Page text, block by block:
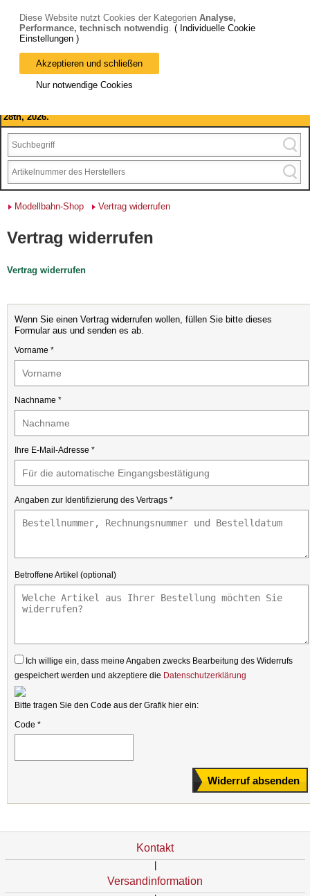
Bitte beachten Sie: wir machen Betriebsferien, vom 03. bis 28.
August 2026 haben wir geschlossen.
28th, 2026.
Modellbahn-Shop Vertrag widerrufen
Vertrag widerrufen
Vertrag widerrufen
Wenn Sie einen Vertrag widerrufen wollen, füllen Sie bitte dieses
Formular aus und senden es ab.
Vorname *
Nachname *
Ihre E-Mail-Adresse *
Angaben zur Identifizierung des Vertrags *
Betroffene Artikel (optional)
Ich willige ein, dass meine Angaben zwecks Bearbeitung des Widerrufs
gespeichert werden und akzeptiere die Datenschutzerklärung
Bitte tragen Sie den Code aus der Grafik hier ein:
Code *
Kontakt
Versandinformation
Diese Website nutzt Cookies der Kategorien Analyse,
Performance, technisch notwendig. ( Individuelle Cookie
Einstellungen )
Akzeptieren und schließen
Nur notwendige Cookies